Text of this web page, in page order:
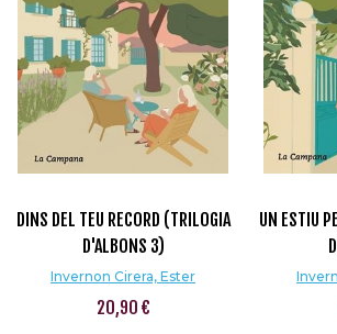
DINS DEL TEU RECORD (TRILOGIA
D'ALBONS 3)
Invernon Cirera, Ester
20,90 €
UN ESTIU